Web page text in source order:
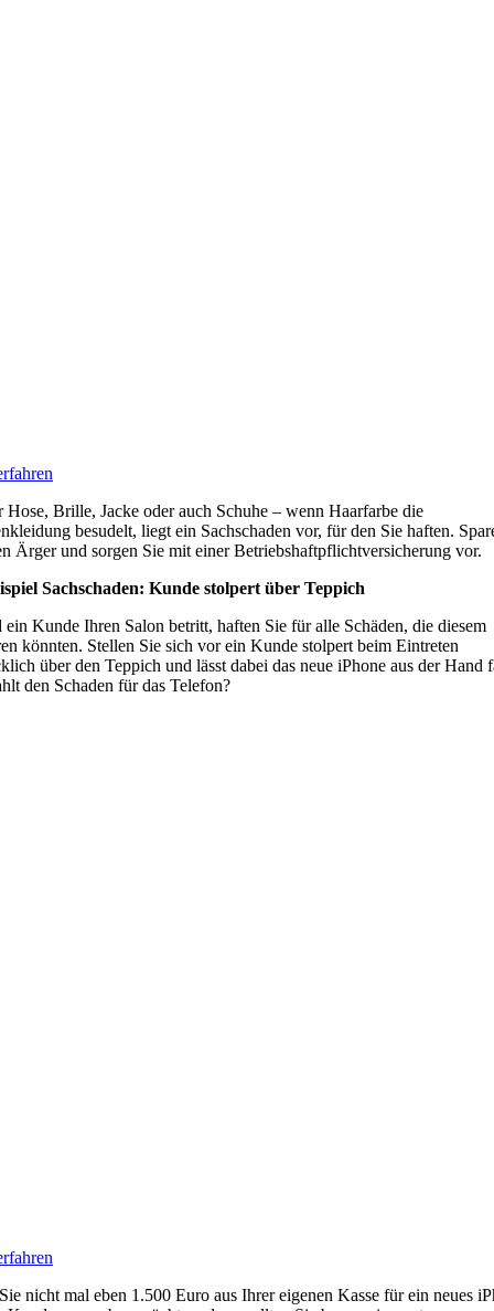
Hose, Brille, Jacke oder auch Schuhe – wenn Haarfarbe die
besudelt, liegt ein Sachschaden vor, für den Sie haften.
Ärger und sorgen Sie mit einer Betriebshaftpflichtversicherung vor.
Sachschaden: Kunde stolpert über Teppich
ein Kunde Ihren Salon betritt, haften Sie für alle Schäden, die diesem
könnten. Stellen Sie sich vor ein Kunde stolpert beim Eintreten
über den Teppich und lässt dabei das neue iPhone aus der Hand
den Schaden für das Telefon?
nicht mal eben 1.500 Euro aus Ihrer eigenen Kasse für ein neues